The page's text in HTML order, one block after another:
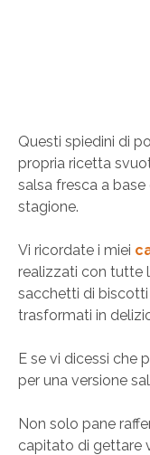
Questi spiedini di
propria ricetta
salsa fresca a
stagione.
Vi ricordate i miei
realizzati con tutte
sacchetti di
trasformati in
E se vi dicessi che
per una versione
Non solo pane
capitato di gettare